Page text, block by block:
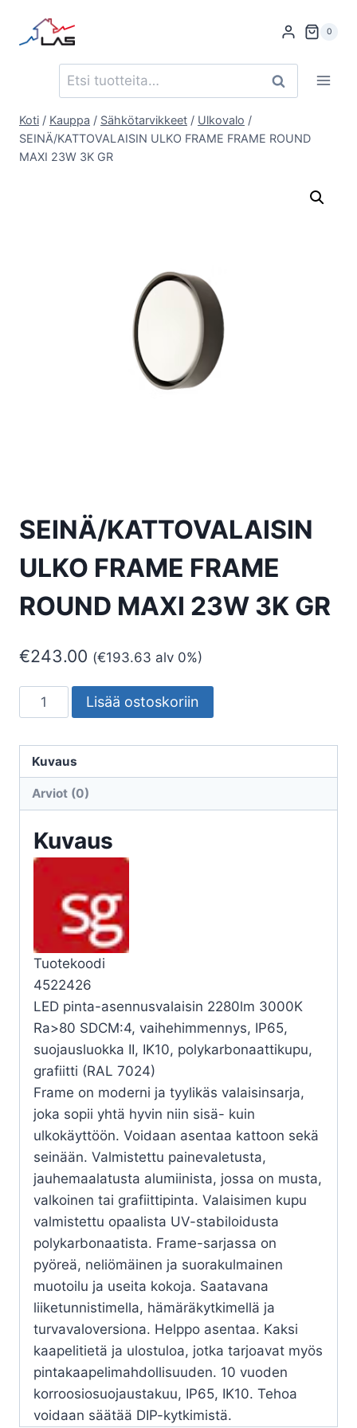
sisältöön
0
Etsi: Haku
Koti / Kauppa / Sähkötarvikkeet / Ulkovalo /
SEINÄ/KATTOVALAISIN ULKO FRAME FRAME ROUND
MAXI 23W 3K GR
SEINÄ/KATTOVALAISIN
ULKO FRAME FRAME
ROUND MAXI 23W 3K GR
€243.00 (€193.63 alv 0%)
SEINÄ/KATTOVALAISIN
ULKO
FRAME
ROUND
3K
GR
Lisää ostoskoriin
Kuvaus
Arviot (0)
Kuvaus
Tuotekoodi
4522426
LED pinta-asennusvalaisin 2280lm 3000K
Ra>80 SDCM:4, vaihehimmennys, IP65,
suojausluokka II, IK10, polykarbonaattikupu,
grafiitti (RAL 7024)
Frame on moderni ja tyylikäs valaisinsarja,
joka sopii yhtä hyvin niin sisä- kuin
ulkokäyttöön. Voidaan asentaa kattoon sekä
seinään. Valmistettu painevaletusta,
jauhemaalatusta alumiinista, jossa on musta,
valkoinen tai grafiittipinta. Valaisimen kupu
valmistettu opaalista UV-stabiloidusta
polykarbonaatista. Frame-sarjassa on
pyöreä, neliömäinen ja suorakulmainen
muotoilu ja useita kokoja. Saatavana
liiketunnistimella, hämäräkytkimellä ja
turvavaloversiona. Helppo asentaa. Kaksi
kaapelitietä ja ulostuloa, jotka tarjoavat myös
pintakaapelimahdollisuuden. 10 vuoden
korroosiosuojaustakuu, IP65, IK10. Tehoa
voidaan säätää DIP-kytkimistä.